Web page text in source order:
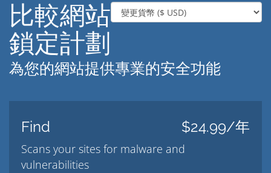
比較網站
鎖定計劃
為您的網站提供專業的安全功能
Find $24.99/年
Scans your sites for malware and
vulnerabilities